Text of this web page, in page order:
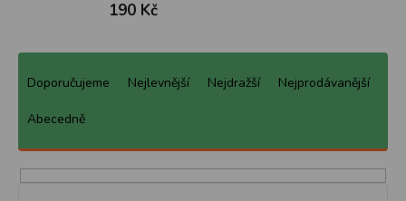
190 Kč
Ř
p
Doporučujeme Nejlevnější Nejdražší Nejprodávanější
Abecedně